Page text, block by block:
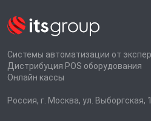
Системы автоматизации от
Дистрибуция POS оборудования
Онлайн кассы
Россия, г. Москва, ул. Выборгская,